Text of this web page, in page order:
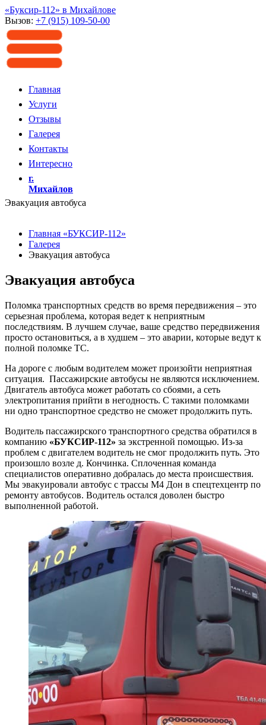
«Буксир-112» в Михайлове
Вызов: +7 (915) 109-50-00
Главная
Услуги
Отзывы
Галерея
Контакты
Интересно
г.
Михайлов
Эвакуация автобуса
Главная «БУКСИР-112»
Галерея
Эвакуация автобуса
Эвакуация автобуса
Поломка транспортных средств во время передвижения – это
серьезная проблема, которая ведет к неприятным
последствиям. В лучшем случае, ваше средство передвижения
просто остановиться, а в худшем – это аварии, которые ведут к
полной поломке ТС.
На дороге с любым водителем может произойти неприятная
ситуация. Пассажирские автобусы не являются исключением.
Двигатель автобуса может работать со сбоями, а сеть
электропитания прийти в негодность. С такими поломками
ни одно транспортное средство не сможет продолжить путь.
Водитель пассажирского транспортного средства обратился в
компанию «БУКСИР-112» за экстренной помощью. Из-за
проблем с двигателем водитель не смог продолжить путь. Это
произошло возле д. Кончинка. Сплоченная команда
специалистов оперативно добралась до места происшествия.
Мы эвакуировали автобус с трассы М4 Дон в спецтехцентр по
ремонту автобусов. Водитель остался доволен быстро
выполненной работой.